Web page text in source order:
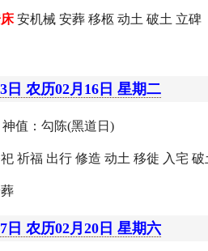
安机械 安葬 移柩 动土 破土 立碑
日 农历02月16日 星期二
值：勾陈(黑道日)
祈福 出行 修造 动土 移徙 入宅
日 农历02月20日 星期六